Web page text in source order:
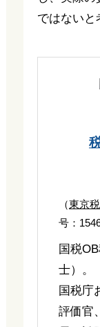
ではないと
（東京
号：
国税
士）。
国税庁
評価官